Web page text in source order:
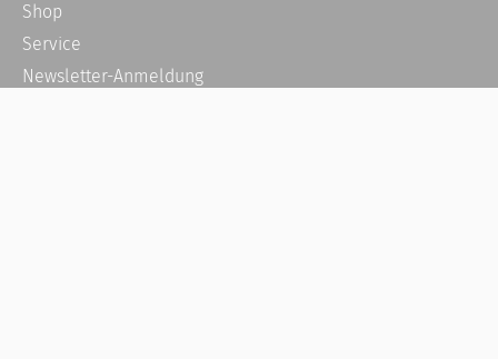
Shop
Service
Newsletter-Anmeldung